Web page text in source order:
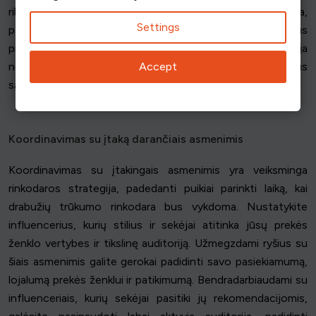
riboto kiekio renginį, kuriame taikoma stygiaus strategija,
padidinsite konversijų rodiklius, paskatinsite pakartotinius
pirkimus ir padidinsite pardavimus. Ši veiksminga strategija
ne tik padidina trumpalaikius rezultatus, bet ir kuria ilgalaikius
santykius su klientais bei didina lojalumą prekės ženklui.
Koordinavimas su įtaką darančiais asmenimis
Koordinavimas su įtakingais asmenimis yra veiksminga
rinkodaros strategija, padedanti puikiai parinkti laiką, kai
drabužių trūkumo rinkodara bus vykdoma. Nustatykite
influencerius, kurių stilius ir sekėjai atitinka jūsų prekės
ženklo vertybes ir tikslinę auditoriją. Užmegzdami ryšius su
šiais asmenimis galite gerokai padidinti savo pasiekiamumą,
lojalumą prekės ženklui ir patikimumą. Bendradarbiaudami su
influenceriais, kurių sekėjai pasitiki jų rekomendacijomis,
Settings
Accept